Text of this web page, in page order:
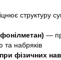
структуру
—
набряків
фізичних